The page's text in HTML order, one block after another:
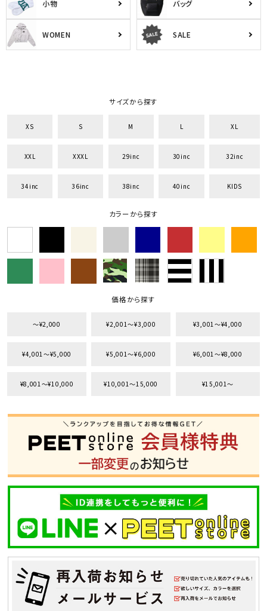
小物 バッグ
WOMEN SALE
サイズから探す
XS S M L XL
XXL XXXL 29inc 30inc 32inc
34inc 36inc 38inc 40inc KIDS
カラーから探す
価格から探す
〜¥2,000 ¥2,001〜¥3,000 ¥3,001〜¥4,000
¥4,001〜¥5,000 ¥5,001〜¥6,000 ¥6,001〜¥8,000
¥8,001〜¥10,000 ¥10,001〜15,000 ¥15,001〜